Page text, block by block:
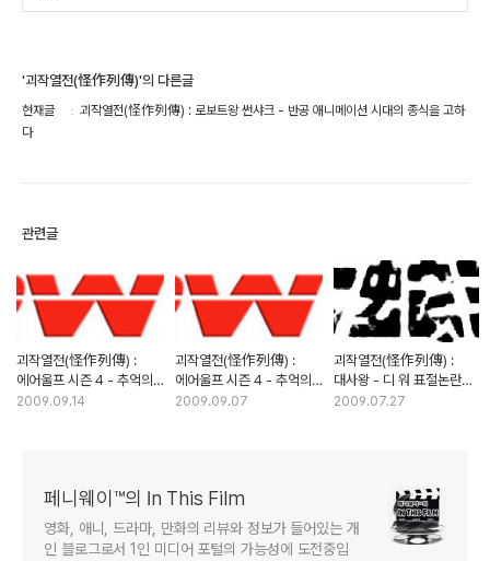
'괴작열전(怪作列傳)'의 다른글
현재글
괴작열전(怪作列傳) : 로보트왕 썬샤크 - 반공 애니메이션 시대의 종식을 고하
다
관련글
괴작열전(怪作列傳) :
에어울프 시즌 4 - 추억의
외화는 그렇게 사라져 갔다
2009.09.14
괴작열전(怪作列傳) :
에어울프 시즌 4 - 추억의
외화는 그렇게 사라져 갔다
2009.09.07
괴작열전(怪作列傳) :
대사왕 - 디 워 표절논란의
진실은?
2009.07.27
페니웨이™의 In This Film
영화, 애니, 드라마, 만화의 리뷰와 정보가 들어있는 개
인 블로그로서 1인 미디어 포털의 가능성에 도전중입